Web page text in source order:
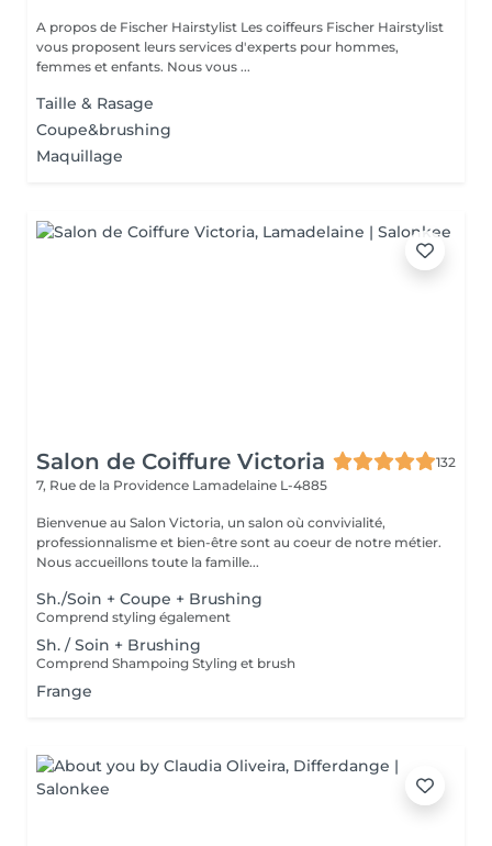
A propos de Fischer Hairstylist Les coiffeurs Fischer Hairstylist
vous proposent leurs services d'experts pour hommes,
femmes et enfants. Nous vous ...
Taille & Rasage
Coupe&brushing
Maquillage
Salon de Coiffure Victoria
132
7, Rue de la Providence Lamadelaine L-4885
Bienvenue au Salon Victoria, un salon où convivialité,
professionnalisme et bien-être sont au coeur de notre métier.
Nous accueillons toute la famille...
Sh./Soin + Coupe + Brushing
Comprend styling également
Sh. / Soin + Brushing
Comprend Shampoing Styling et brush
Frange